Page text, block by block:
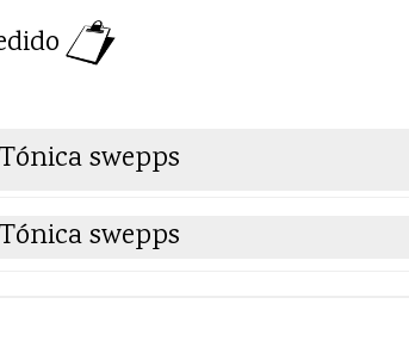
Tónica swepps
Tónica swepps